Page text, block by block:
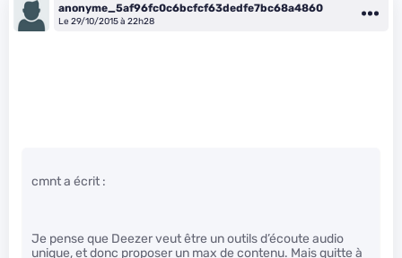
anonyme_5af96fc0c6bcfcf63dedfe7bc68a4860
Le 29/10/2015 à 22h28
cmnt a écrit :
Je pense que Deezer veut être un outils d’écoute audio
unique, et donc proposer un max de contenu. Mais quitte à